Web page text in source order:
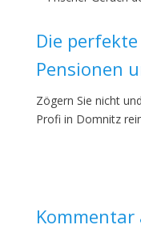
Die
Pensionen
Zögern Sie nicht
Profi in Domnitz
Kommentar